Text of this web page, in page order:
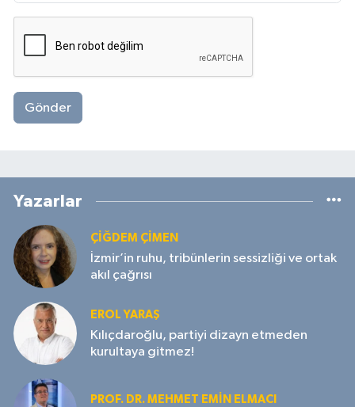
Gönder
Yazarlar
ÇIĞDEM ÇIMEN
İzmir’in ruhu, tribünlerin sessizliği ve ortak
akıl çağrısı
EROL YARAŞ
Kılıçdaroğlu, partiyi dizayn etmeden
kurultaya gitmez!
PROF. DR. MEHMET EMIN ELMACI